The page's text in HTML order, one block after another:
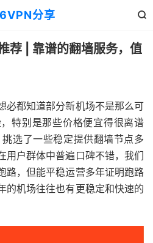
分享 
荐 | 靠谱的翻墙服务，值
必都知道部分新机场不是那么可
特别是那些价格便宜得很离谱
选了一些稳定提供翻墙节点多
用户群体中普遍口碑不错，我们
路，但能平稳运营多年证明跑路
的机场往往也有更稳定和快速的